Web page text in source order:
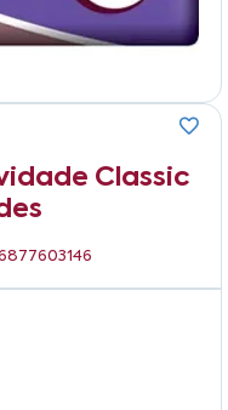
Classic